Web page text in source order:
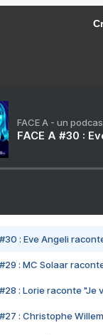
FACE A - un
FACE A #30 :
#30 : Eve Angeli
#29 : MC Solaar
#28 : Lorie raconte "Je
#27 : Christophe